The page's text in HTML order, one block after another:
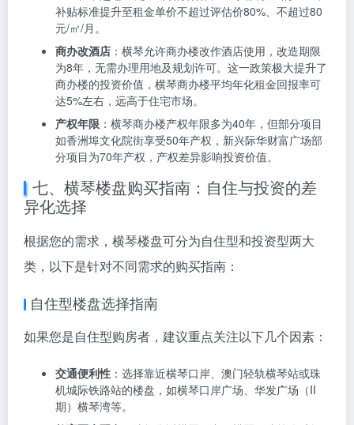
稀缺性：横琴住宅用地稀缺，仅占可开发面积的8%，
2025年后不再新增住宅用地，物以稀为贵，稀缺性显
著。
商办楼投资价值
商办楼投资价值主要体现在以下几个方面：
租金补贴：横琴对商办楼提供租金补贴，最高可达252万
元。根据企业规模，横琴提供梯度化租金支持：5人及以
上、100人以下的企业，可享受租金单价不超过评估价
50%、不超过50元/㎡/月的补贴；100人及以上的企业，
补贴标准提升至租金单价不超过评估价80%、不超过80
商办改酒店 ：横琴允许商办楼改作酒店使用，改造期限
为8年，无需办理用地及规划许可。这一政策极大提升了
达5%左右，远高于住宅市场。
如香洲埠文化院街享受50年产权，新兴际华财富广场部
七、横琴楼盘购买指南：自住与投资的差
异化选择